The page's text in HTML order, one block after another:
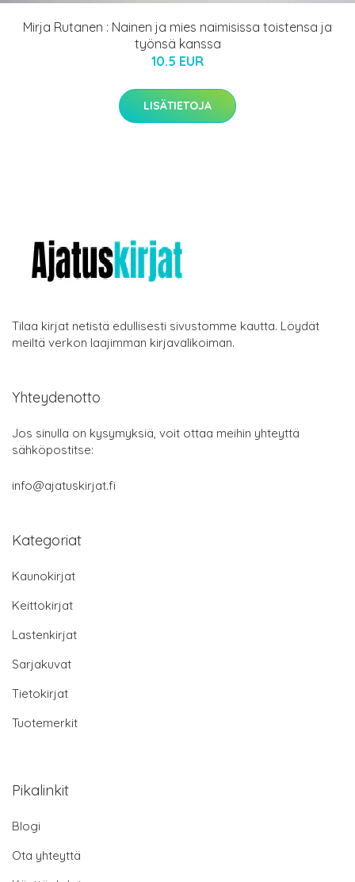
Mirja Rutanen : Nainen ja mies naimisissa toistensa ja
työnsä kanssa
10.5 EUR
LISÄTIETOJA
Tilaa kirjat netistä edullisesti sivustomme kautta. Löydät
meiltä verkon laajimman kirjavalikoiman.
Yhteydenotto
Jos sinulla on kysymyksiä, voit ottaa meihin yhteyttä
sähköpostitse:
info@ajatuskirjat.fi
Kategoriat
Kaunokirjat
Keittokirjat
Lastenkirjat
Sarjakuvat
Tietokirjat
Tuotemerkit
Pikalinkit
Blogi
Ota yhteyttä